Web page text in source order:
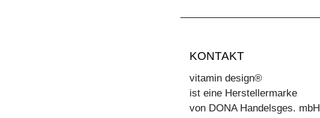
KONTAKT
vitamin design®
ist eine Herstellermarke
von DONA Handelsges. mbH